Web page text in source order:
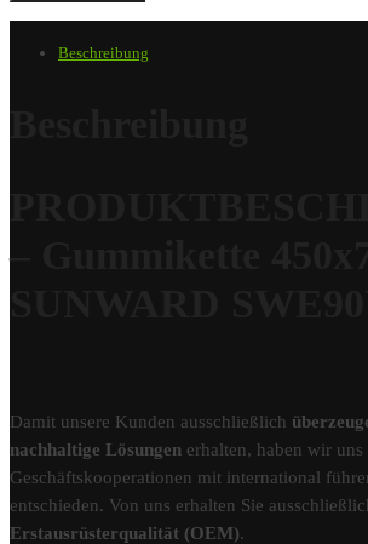
Beschreibung
Damit unsere Kunden ausschließlich
nachhaltige Lösungen erhalten, haben wir
Geschäftskooperationen mit international
entschieden. Von uns erhalten Sie
Erstausrüsterqualität (OEM).